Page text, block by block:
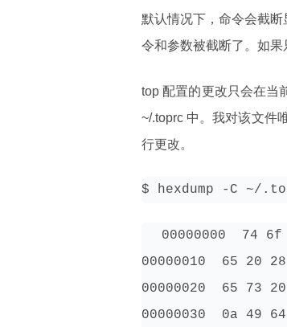
默认情况下，命令会截
令和参数被截断了。如果
top 配置的更改只会在当
~/.toprc 中。我对该文件
行更改。
$ hexdump -C ~/
00000000  74
00000010  65 20
00000020  65 73
00000030  0a 49